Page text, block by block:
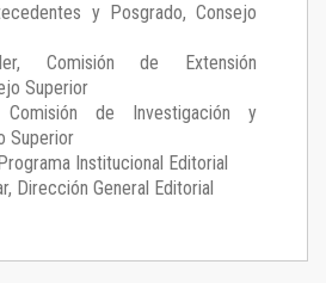
y Posgrado, Consejo
, Comisión de Extensión
Superior
de Investigación y
Superior
Institucional Editorial
Dirección General Editorial